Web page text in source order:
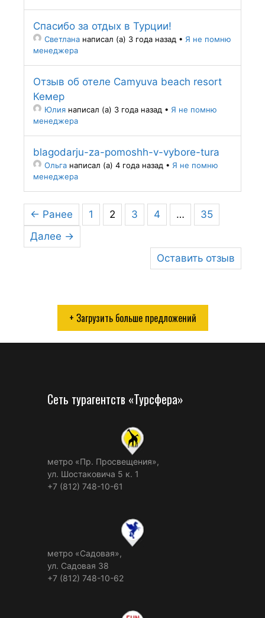
Спасибо за отдых в Турции!
Светлана написал (а) 3 года назад • Я не помню
менеджера
Отзыв об отеле Camyuva beach resort
Кемер
Юлия написал (а) 3 года назад • Я не помню
менеджера
blagodarju-za-pomoshh-v-vybore-tura
Oльга написал (а) 4 года назад • Я не помню
менеджера
← Ранее 1 2 3 4 …
35
Далее →
Оставить отзыв
+ Загрузить больше предложений
Сеть турагентств «Турсфера»
метро «Пр. Просвещения»,
ул. Шостаковича 5 к. 1
+7 (812) 748-10-61
метро «Садовая»,
ул. Садовая 38
+7 (812) 748-10-62